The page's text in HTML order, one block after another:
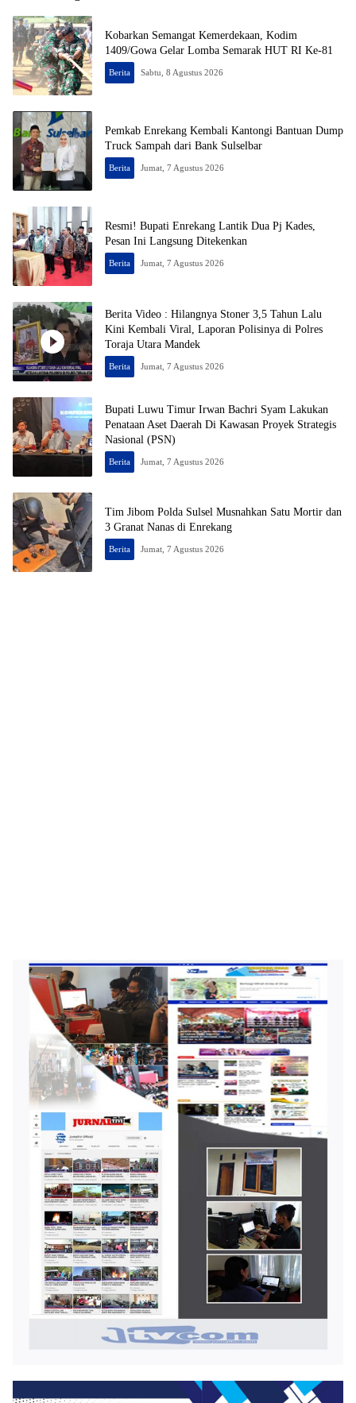
Kobarkan Semangat Kemerdekaan, Kodim
1409/Gowa Gelar Lomba Semarak HUT RI Ke-81
Berita Sabtu, 8 Agustus 2026
Pemkab Enrekang Kembali Kantongi Bantuan Dump
Truck Sampah dari Bank Sulselbar
Berita Jumat, 7 Agustus 2026
Resmi! Bupati Enrekang Lantik Dua Pj Kades,
Pesan Ini Langsung Ditekenkan
Berita Jumat, 7 Agustus 2026
Berita Video : Hilangnya Stoner 3,5 Tahun Lalu
Kini Kembali Viral, Laporan Polisinya di Polres
Toraja Utara Mandek
Berita Jumat, 7 Agustus 2026
Bupati Luwu Timur Irwan Bachri Syam Lakukan
Penataan Aset Daerah Di Kawasan Proyek Strategis
Nasional (PSN)
Berita Jumat, 7 Agustus 2026
Tim Jibom Polda Sulsel Musnahkan Satu Mortir dan
3 Granat Nanas di Enrekang
Berita Jumat, 7 Agustus 2026